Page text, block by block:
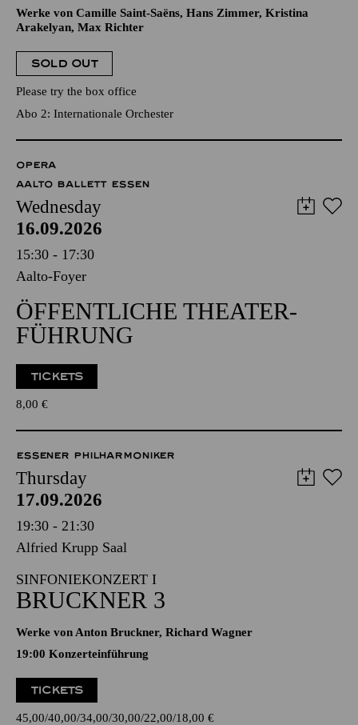
Werke von Camille Saint-Saëns, Hans Zimmer, Kristina
Arakelyan, Max Richter
SOLD OUT
Please try the box office
Abo 2: Internationale Orchester
OPERA
AALTO BALLETT ESSEN
Wednesday
16.09.2026
15:30 - 17:30
Aalto-Foyer
ÖFFENTLICHE THEATER­
FÜHRUNG
TICKETS
8,00 €
ESSENER PHILHARMONIKER
Thursday
17.09.2026
19:30 - 21:30
Alfried Krupp Saal
SINFONIEKONZERT I
BRUCKNER 3
Werke von Anton Bruckner, Richard Wagner
19:00 Konzerteinführung
TICKETS
45,00 40,00 34,00 30,00 22,00 18,00 €